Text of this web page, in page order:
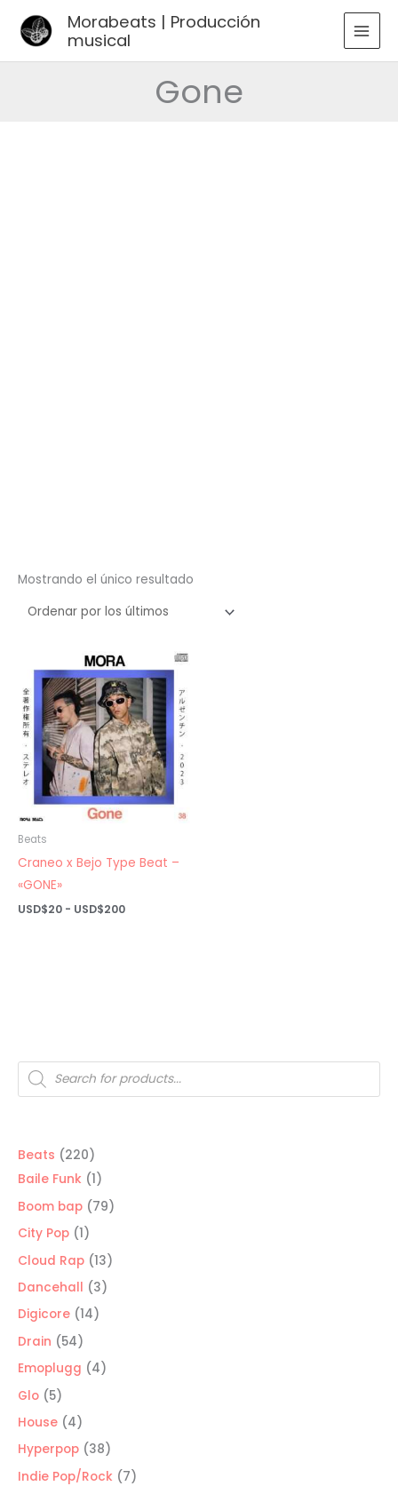
Morabeats | Producción
musical
Gone
Búsqueda
de
productos
Beats 220220
productos
Baile Funk 11
producto
Boom bap 7979
City Pop 11
producto
Cloud Rap 1313
productos
Dancehall 33
Digicore 1414
Drain 5454
productos
Emoplugg 44
Glo 55
productos
House 44
productos
Hyperpop 3838
productos
Indie Pop/Rock 77
Mostrando el único resultado
Beats
Craneo x Bejo Type Beat –
«GONE»
USD$20 - USD$200Rango